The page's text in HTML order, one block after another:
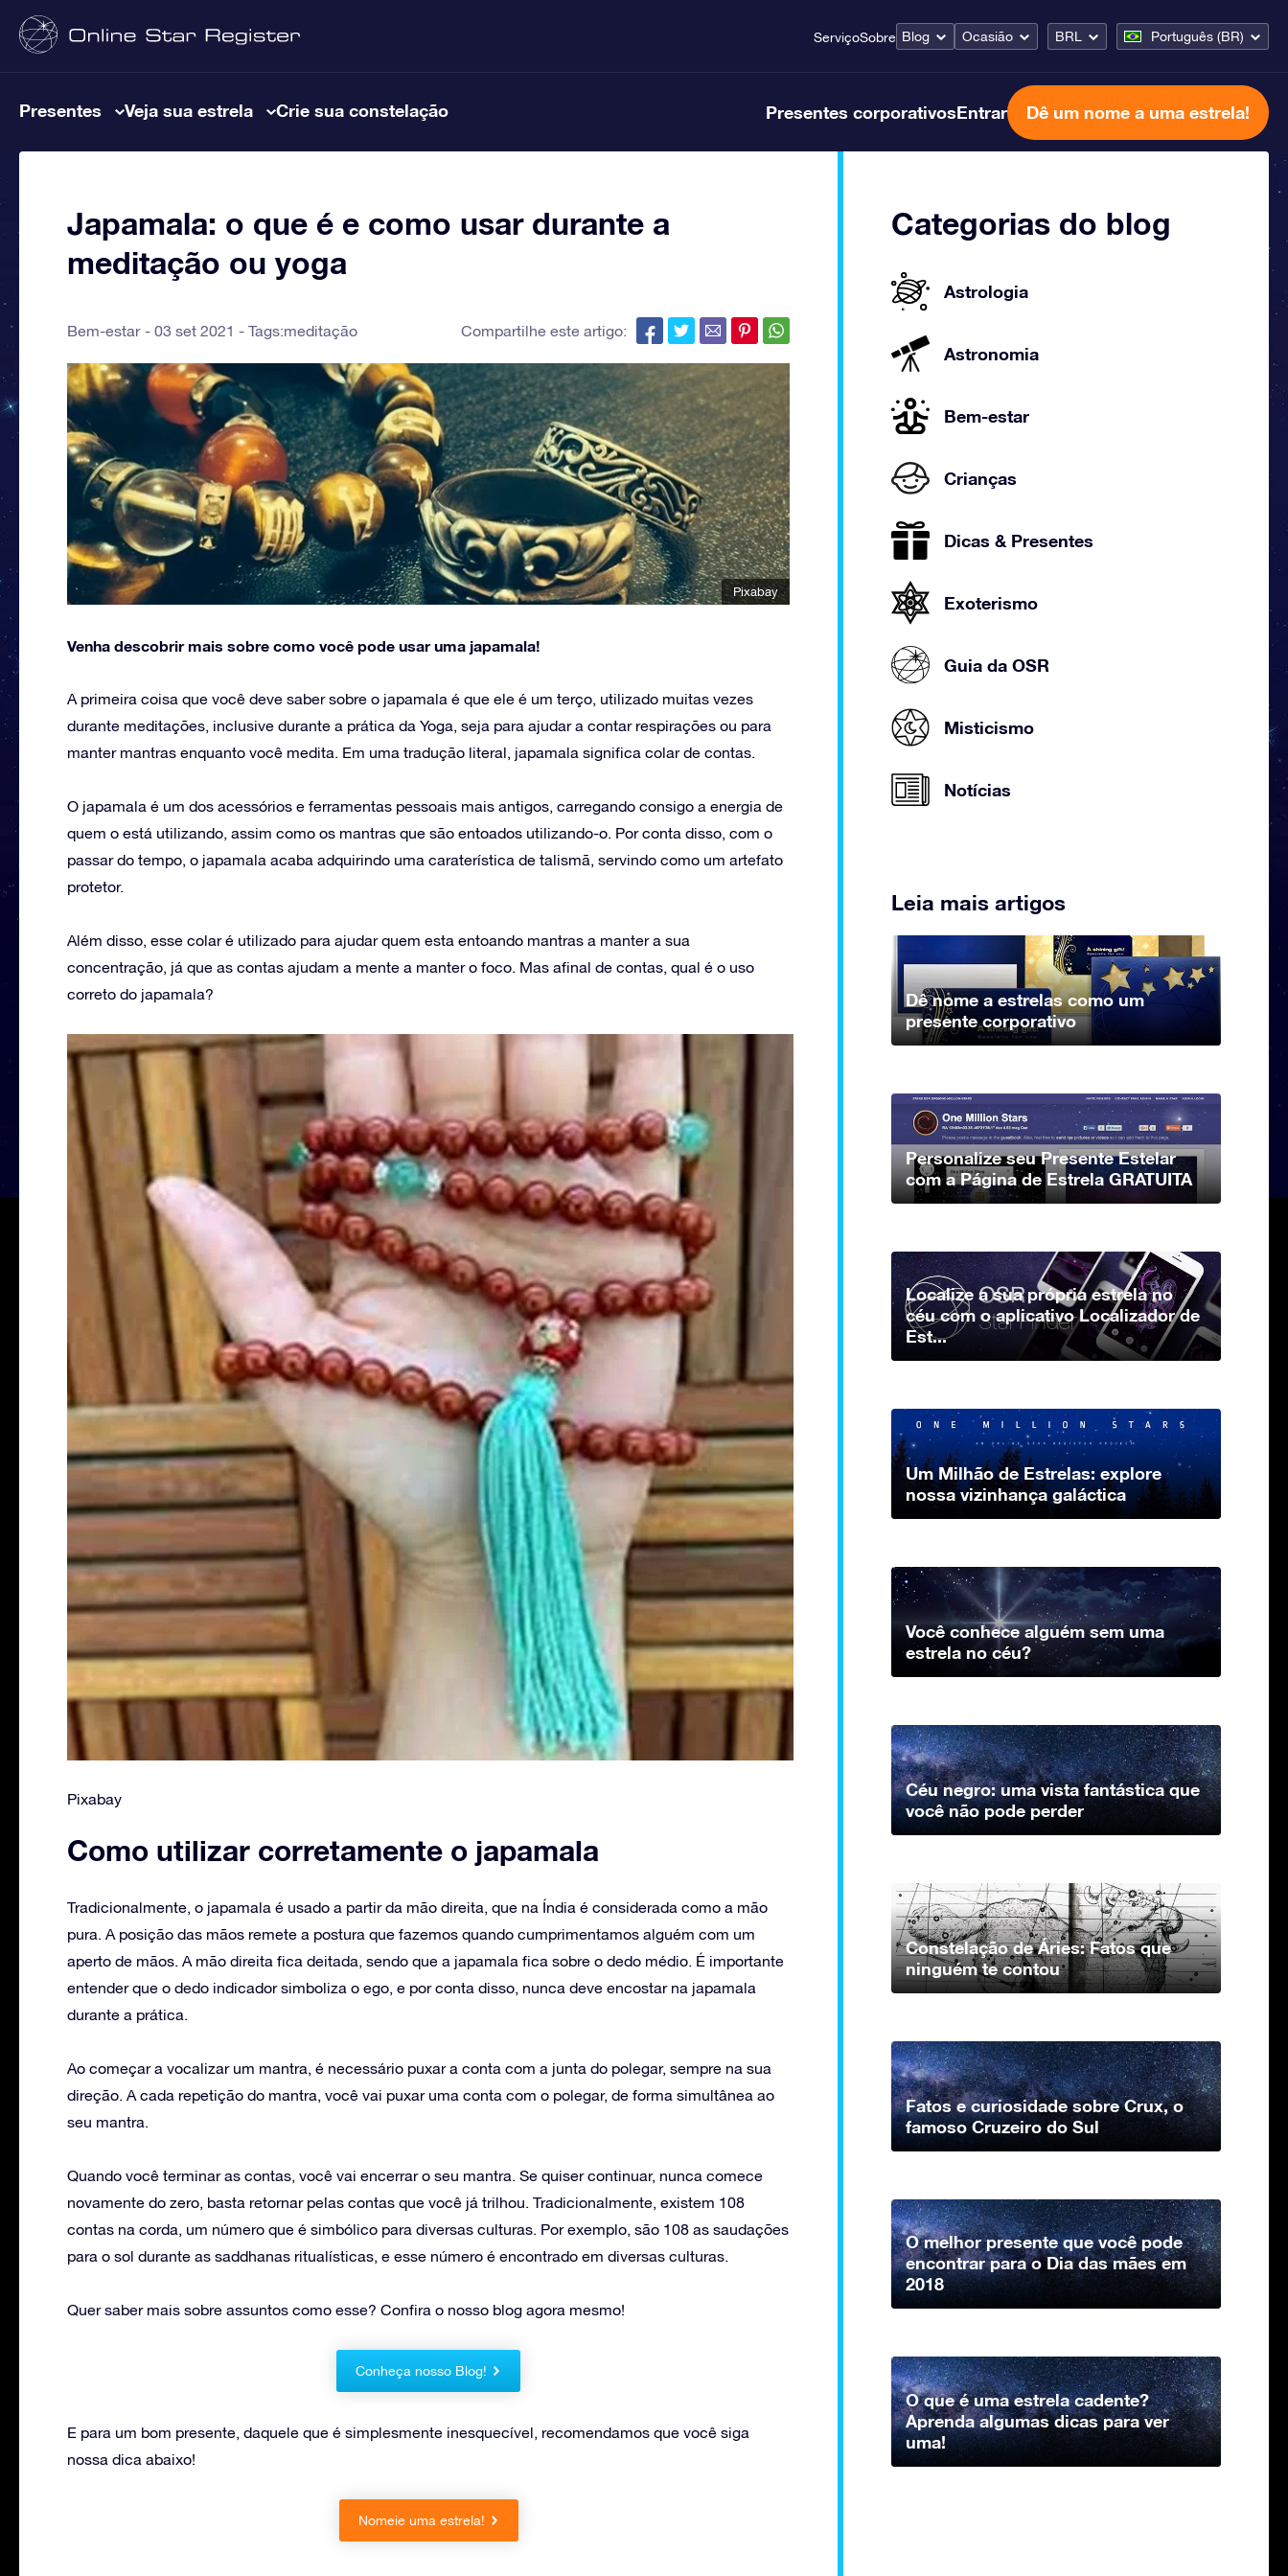
ServiçoSobre Blog Ocasião BRL Português (BR)
Presentes Veja sua estrela Crie sua constelação Presentes corporativosEntrar Dê um nome a uma estrela!
Japamala: o que é e como usar durante a
meditação ou yoga
Bem-estar 03 set 2021 - Tags:meditação Compartilhe este artigo:
Pixabay
Venha descobrir mais sobre como você pode usar uma japamala!
A primeira coisa que você deve saber sobre o japamala é que ele é um terço, utilizado muitas vezes
durante meditações, inclusive durante a prática da Yoga, seja para ajudar a contar respirações ou para
manter mantras enquanto você medita. Em uma tradução literal, japamala significa colar de contas.
O japamala é um dos acessórios e ferramentas pessoais mais antigos, carregando consigo a energia de
quem o está utilizando, assim como os mantras que são entoados utilizando-o. Por conta disso, com o
passar do tempo, o japamala acaba adquirindo uma caraterística de talismã, servindo como um artefato
protetor.
Além disso, esse colar é utilizado para ajudar quem esta entoando mantras a manter a sua
concentração, já que as contas ajudam a mente a manter o foco. Mas afinal de contas, qual é o uso
correto do japamala?
Pixabay
Como utilizar corretamente o japamala
Tradicionalmente, o japamala é usado a partir da mão direita, que na Índia é considerada como a mão
pura. A posição das mãos remete a postura que fazemos quando cumprimentamos alguém com um
aperto de mãos. A mão direita fica deitada, sendo que a japamala fica sobre o dedo médio. É importante
entender que o dedo indicador simboliza o ego, e por conta disso, nunca deve encostar na japamala
durante a prática.
Ao começar a vocalizar um mantra, é necessário puxar a conta com a junta do polegar, sempre na sua
direção. A cada repetição do mantra, você vai puxar uma conta com o polegar, de forma simultânea ao
seu mantra.
Quando você terminar as contas, você vai encerrar o seu mantra. Se quiser continuar, nunca comece
novamente do zero, basta retornar pelas contas que você já trilhou. Tradicionalmente, existem 108
contas na corda, um número que é simbólico para diversas culturas. Por exemplo, são 108 as saudações
para o sol durante as saddhanas ritualísticas, e esse número é encontrado em diversas culturas.
Quer saber mais sobre assuntos como esse? Confira o nosso blog agora mesmo!
Conheça nosso Blog!
E para um bom presente, daquele que é simplesmente inesquecível, recomendamos que você siga
nossa dica abaixo!
Nomeie uma estrela!
Categorias do blog
Astrologia
Astronomia
Bem-estar
Crianças
Dicas & Presentes
Exoterismo
Guia da OSR
Misticismo
Notícias
Leia mais artigos
Dê nome a estrelas como um
presente corporativo
Personalize seu Presente Estelar
com a Página de Estrela GRATUITA
Localize a sua própria estrela no
céu com o aplicativo Localizador de
Est...
Um Milhão de Estrelas: explore
nossa vizinhança galáctica
Você conhece alguém sem uma
estrela no céu?
Céu negro: uma vista fantástica que
você não pode perder
Constelação de Áries: Fatos que
ninguém te contou
Fatos e curiosidade sobre Crux, o
famoso Cruzeiro do Sul
O melhor presente que você pode
encontrar para o Dia das mães em
2018
O que é uma estrela cadente?
Aprenda algumas dicas para ver
uma!